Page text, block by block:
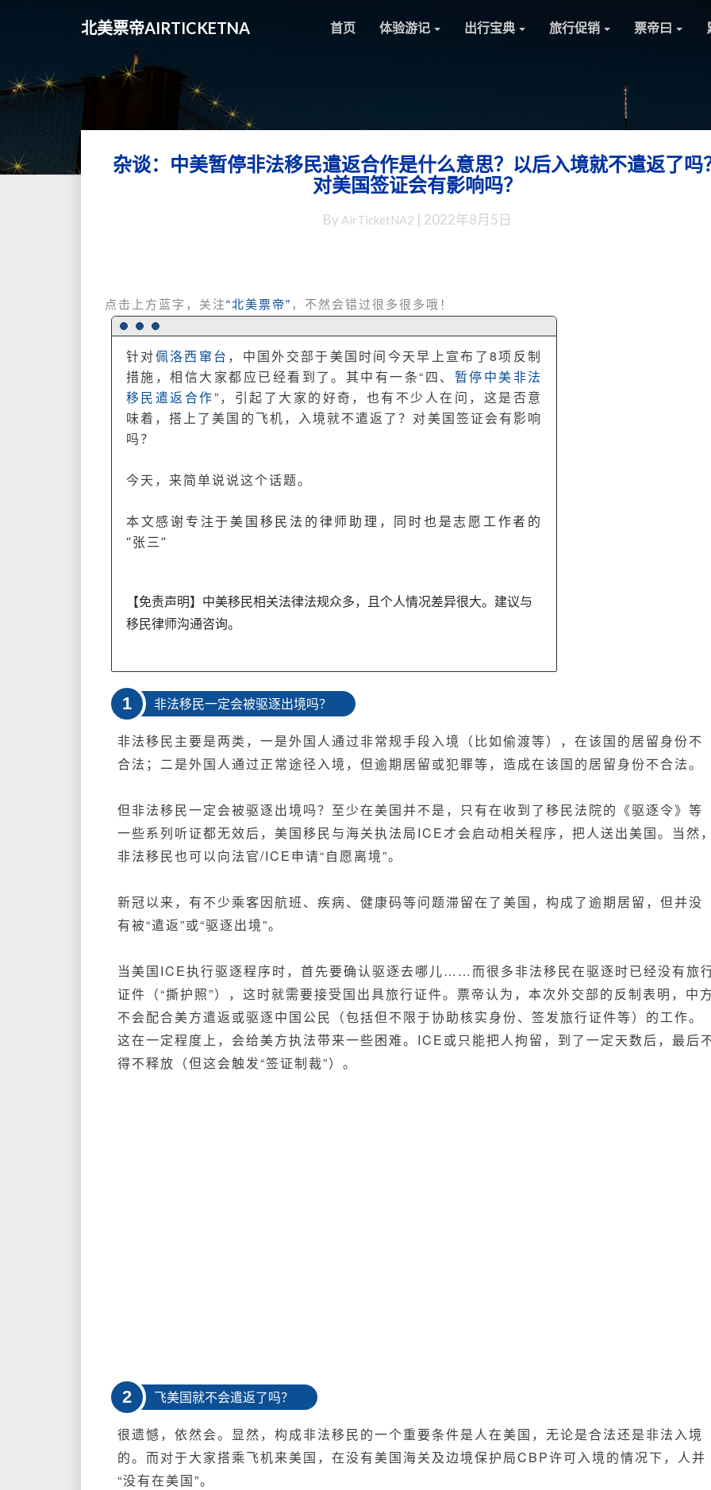
北美票帝AIRTICKETNA 首页 体验游记 出行宝典 旅行促销 票帝曰
杂
谈：
美
法
移
民
遣
返
合
作
思？
境
对
美
证
会
响
杂谈：中美暂停非法移民遣返合作是什么意思？以后入境就不遣返了吗
对美国签证会有影响吗？
By AirTicketNA2 2022年8月5日
点击上方蓝字，关注“北美票帝” ，不然会错过很多很多哦！
针对佩洛西窜台 ，中国外交部于美国时间今天早上宣布了8项反制
措施，相信大家都应已经看到了。其中有一条“四、 暂停中美非法
移民遣返合作”，引起了大家的好奇，也有不少人在问，这是否意
味着，搭上了美国的飞机，入境就不遣返了？对美国签证会有影响
吗？
今天，来简单说说这个话题。
本文感谢 专注于美国移民法的律师助理，同时也是志愿工作者的
“张三”
【免责声明】中美移民相关法律法规众多，且个人情况差异很大。建议与
移民律师沟通咨询。
1 非法移民一定会被驱逐出境吗？
非法移民主要是两类，一是外国人通过非常规手段入境（比如偷渡等），在该国的居留身份不
合法；二是外国人通过正常途径入境，但逾期居留或犯罪等，造成在该国的居留身份不合法。
但非法移民一定会被驱逐出境吗？至少在美国并不是，只有在收到了移民法院的《驱逐令》等
一些系列听证都无效后，美国移民与海关执法局ICE才会启动相关程序，把人送出美国。当然
非法移民也可以向法官/ICE申请“自愿离境”。
新冠以来，有不少乘客因航班、疾病、健康码等问题滞留在了美国，构成了逾期居留，但并没
有被“遣返”或“驱逐出境”。
当美国ICE执行驱逐程序时，首先要确认驱逐去哪儿……而很多非法移民在驱逐时已经没有旅
证件（“撕护照”），这时就需要接受国出具旅行证件。票帝认为，本次外交部的反制表明，中
不会配合美方遣返或驱逐中国公民（包括但不限于协助核实身份、签发旅行证件等）的工作。
这在一定程度上，会给美方执法带来一些困难。ICE或只能把人拘留，到了一定天数后，最后
得不释放（但这会触发“签证制裁”）。
2 飞美国就不会遣返了吗？
很遗憾，依然会。显然，构成非法移民的一个重要条件是人在美国，无论是合法还是非法入境
的。而对于大家搭乘飞机来美国，在没有美国海关及边境保护局CBP许可入境的情况下，人并
“没有在美国”。